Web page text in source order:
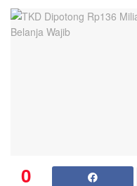
0